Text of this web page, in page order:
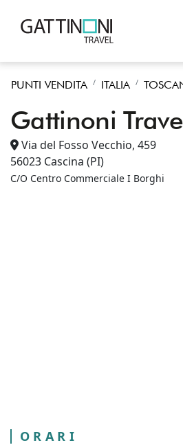
PUNTI VENDITA ITALIA
Gattinoni
Via del Fosso Vecchio, 459
56023 Cascina (PI)
C/O Centro Commerciale I Borghi
ORARI